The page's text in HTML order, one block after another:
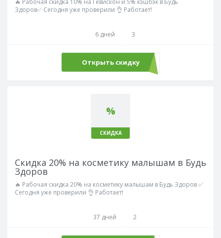
🔥 Рабочая скидка 10% на Гевискон и 5% кэшбэк в Будь
Здоров✅ Сегодня уже проверили 👌 Работает!
6 дней 3
Открыть скидку
%
СКИДКА
Скидка 20% на косметику малышам в Будь
Здоров
🔥 Рабочая скидка 20% на косметику малышам в Будь Здоров ✅
Сегодня уже проверили 👌 Работает!
37 дней 2